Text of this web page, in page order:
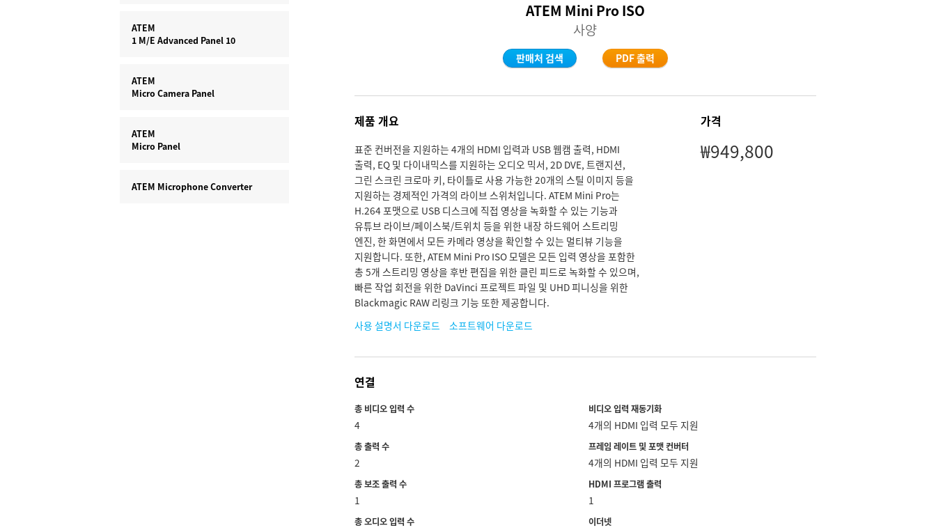
ATEM
1 M/E Advanced Panel 10
ATEM
Micro Camera Panel
ATEM
Micro Panel
ATEM Microphone Converter
ATEM Mini Pro ISO
사양
판매처 검색 PDF 출력
제품 개요
표준 컨버전을 지원하는 4개의 HDMI 입력과 USB 웹캠 출력, HDMI
출력, EQ 및 다이내믹스를 지원하는 오디오 믹서, 2D DVE, 트랜지션,
그린 스크린 크로마 키, 타이틀로 사용 가능한 20개의 스틸 이미지 등을
지원하는 경제적인 가격의 라이브 스위처입니다. ATEM Mini Pro는
H.264 포맷으로 USB 디스크에 직접 영상을 녹화할 수 있는 기능과
유튜브 라이브/페이스북/트위치 등을 위한 내장 하드웨어 스트리밍
엔진, 한 화면에서 모든 카메라 영상을 확인할 수 있는 멀티뷰 기능을
지원합니다. 또한, ATEM Mini Pro ISO 모델은 모든 입력 영상을 포함한
총 5개 스트리밍 영상을 후반 편집을 위한 클린 피드로 녹화할 수 있으며,
빠른 작업 회전을 위한 DaVinci 프로젝트 파일 및 UHD 피니싱을 위한
Blackmagic RAW 리링크 기능 또한 제공합니다.
사용 설명서 다운로드
소프트웨어 다운로드
가격
₩949,800
연결
총 비디오 입력 수
4
총 출력 수
2
총 보조 출력 수
1
총 오디오 입력 수
비디오 입력 재동기화
4개의 HDMI 입력 모두 지원
프레임 레이트 및 포맷 컨버터
4개의 HDMI 입력 모두 지원
HDMI 프로그램 출력
1
이더넷